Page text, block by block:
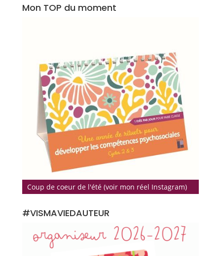
Mon TOP du moment
Coup de coeur de l'été (voir mon réel Instagram)
#VISMAVIEDAUTEUR